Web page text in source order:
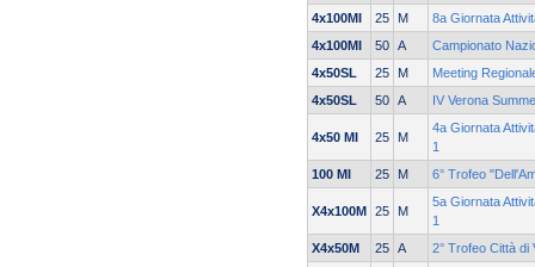
4x100MI
25 M
8a Giornata
4x100MI
50 A
Campionato
4x50SL
25 M
Meeting
4x50SL
50 A IV Verona
4x50 MI 25 M
4a Giornata
1
100 MI
25 M 6° Trofeo
X4x100M 25 M
5a Giornata
1
X4x50M
25 A
2° Trofeo Città di